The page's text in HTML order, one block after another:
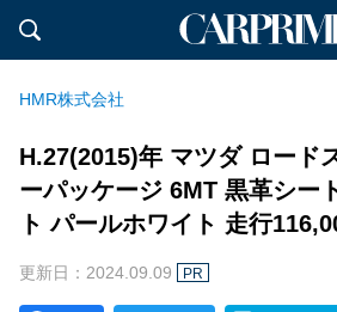
HMR株式会社
H.27(2015)年 マツダ ロード
ーパッケージ 6MT 黒革シー
ト パールホワイト 走行
更新日：2024.09.09 PR